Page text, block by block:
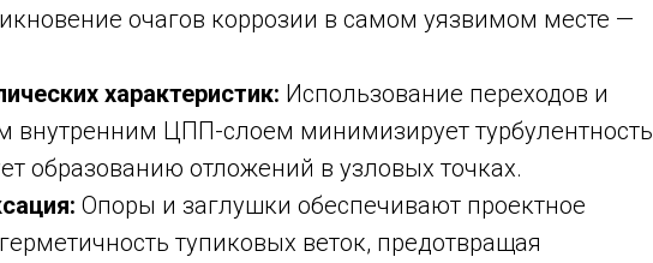
очагов коррозии в самом уязвимом месте —
характеристик: Использование переходов и
внутренним ЦПП-слоем минимизирует турбулентность
образованию отложений в узловых точках.
Опоры и заглушки обеспечивают проектное
тупиковых веток, предотвращая